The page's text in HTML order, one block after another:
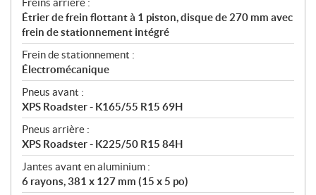
Freins arrière :
Étrier de frein flottant à 1 piston, disque de 270 mm avec
frein de stationnement intégré
Frein de stationnement :
Électromécanique
Pneus avant :
XPS Roadster - K165/55 R15 69H
Pneus arrière :
XPS Roadster - K225/50 R15 84H
Jantes avant en aluminium :
6 rayons, 381 x 127 mm (15 x 5 po)